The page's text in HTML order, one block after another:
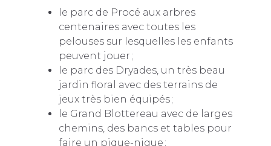
le parc de Procé aux arbres
centenaires avec toutes les
pelouses sur lesquelles les enfants
peuvent jouer ;
le parc des Dryades, un très beau
jardin floral avec des terrains de
jeux très bien équipés ;
le Grand Blottereau avec de larges
chemins, des bancs et tables pour
faire un pique-nique ;